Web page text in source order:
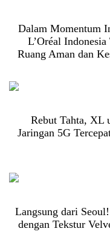
Dalam Momentum
L’Oréal
Ruang Aman dan
Rebut Tahta, XL
Jaringan 5G
Langsung dari
dengan Tekstur